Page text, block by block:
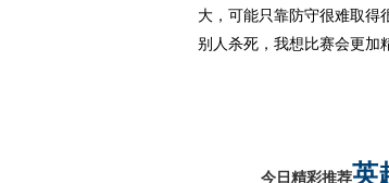
大，可能只靠防守很难取得
别人杀死，我想比赛会更加